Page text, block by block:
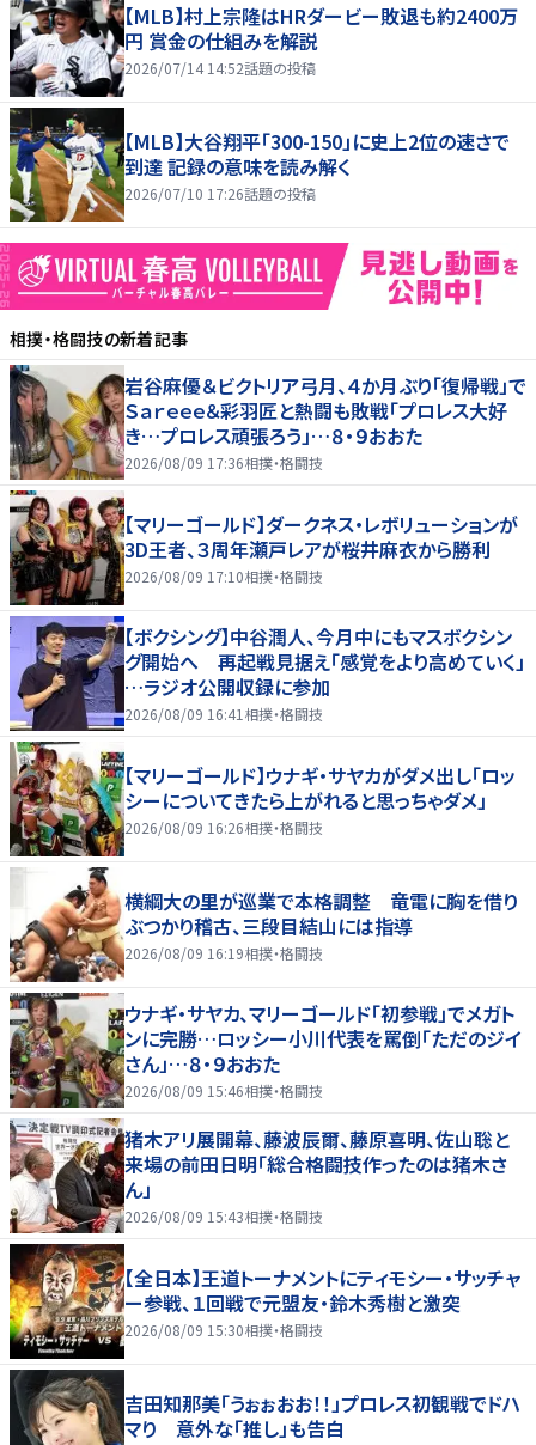
【MLB】村上宗隆はHRダービー敗退も約2400万
円 賞金の仕組みを解説
2026/07/14 14:52話題の投稿
【MLB】大谷翔平「300-150」に史上2位の速さで
到達 記録の意味を読み解く
2026/07/10 17:26話題の投稿
相撲・格闘技の新着記事
岩谷麻優＆ビクトリア弓月、４か月ぶり「復帰戦」で
Ｓａｒｅｅｅ＆彩羽匠と熱闘も敗戦「プロレス大好
き…プロレス頑張ろう」…８・９おおた
2026/08/09 17:36相撲・格闘技
【マリーゴールド】ダークネス・レボリューションが
3D王者、３周年瀬戸レアが桜井麻衣から勝利
2026/08/09 17:10相撲・格闘技
【ボクシング】中谷潤人、今月中にもマスボクシン
グ開始へ 再起戦見据え「感覚をより高めていく」
…ラジオ公開収録に参加
2026/08/09 16:41 相撲・格闘技
【マリーゴールド】ウナギ・サヤカがダメ出し「ロッ
シーについてきたら上がれると思っちゃダメ」
2026/08/09 16:26相撲・格闘技
横綱大の里が巡業で本格調整 竜電に胸を借り
ぶつかり稽古、三段目結山には指導
2026/08/09 16:19相撲・格闘技
ウナギ・サヤカ、マリーゴールド「初参戦」でメガト
ンに完勝…ロッシー小川代表を罵倒「ただのジイ
さん」…８・９おおた
2026/08/09 15:46相撲・格闘技
猪木アリ展開幕、藤波辰爾、藤原喜明、佐山聡と
来場の前田日明「総合格闘技作ったのは猪木さ
ん」
2026/08/09 15:43相撲・格闘技
【全日本】王道トーナメントにティモシー・サッチャ
ー参戦、１回戦で元盟友・鈴木秀樹と激突
2026/08/09 15:30相撲・格闘技
吉田知那美「うぉぉおお！！」プロレス初観戦でドハ
マり 意外な「推し」も告白